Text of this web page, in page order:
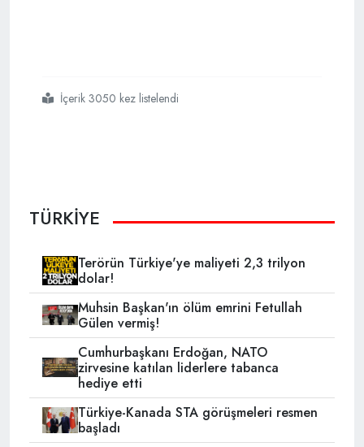
#chpnin
#yolsuzluk
#dosyası
#şoke
#etti İçerik 3050 kez listelendi
TÜRKİYE
Terörün Türkiye'ye maliyeti 2,3 trilyon
dolar!
Muhsin Başkan'ın ölüm emrini Fetullah
Gülen vermiş!
Cumhurbaşkanı Erdoğan, NATO
zirvesine katılan liderlere tabanca
hediye etti
Türkiye-Kanada STA görüşmeleri resmen
başladı